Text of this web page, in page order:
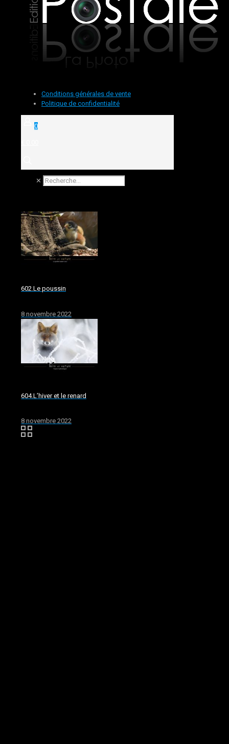
Conditions générales de vente
Politique de confidentialité
0
✕
602.Le poussin
8 novembre 2022
604.L’hiver et le renard
8 novembre 2022